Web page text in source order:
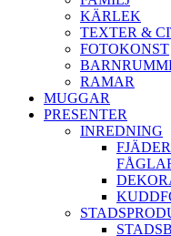
KÄRLEK
TEXTER &
FOTOKONST
RAMAR
MUGGAR
PRESENTER
INREDNING